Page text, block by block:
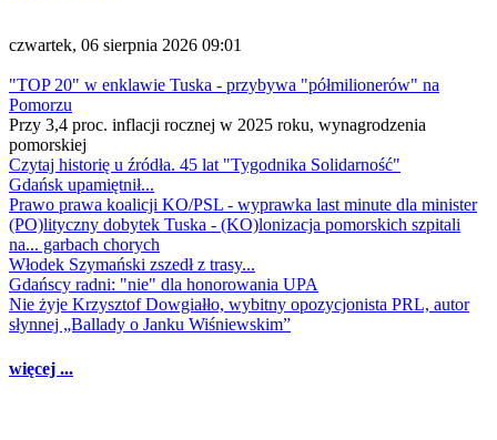
czwartek, 06 sierpnia 2026 09:01
"TOP 20" w enklawie Tuska - przybywa "półmilionerów" na
Pomorzu
Przy 3,4 proc. inflacji rocznej w 2025 roku, wynagrodzenia
pomorskiej
Czytaj historię u źródła. 45 lat "Tygodnika Solidarność"
Gdańsk upamiętnił...
Prawo prawa koalicji KO/PSL - wyprawka last minute dla minister
(PO)lityczny dobytek Tuska - (KO)lonizacja pomorskich szpitali
na... garbach chorych
Włodek Szymański zszedł z trasy...
Gdańscy radni: "nie" dla honorowania UPA
Nie żyje Krzysztof Dowgiałło, wybitny opozycjonista PRL, autor
słynnej „Ballady o Janku Wiśniewskim”
więcej ...